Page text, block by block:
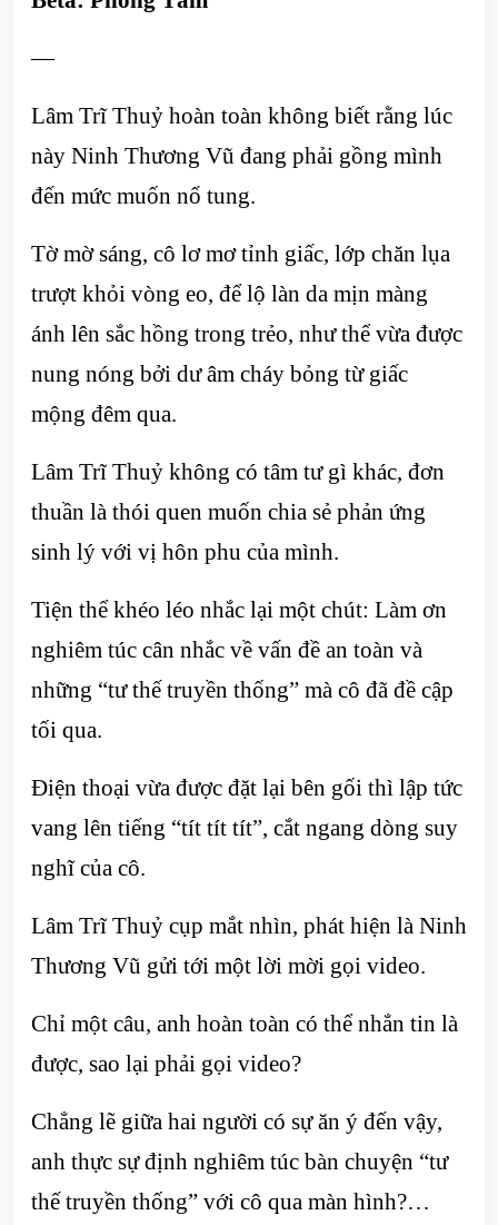
—
Lâm Trĩ Thuỷ hoàn toàn không biết rằng lúc
này Ninh Thương Vũ đang phải gồng mình
đến mức muốn nổ tung.
Tờ mờ sáng, cô lơ mơ tỉnh giấc, lớp chăn lụa
trượt khỏi vòng eo, để lộ làn da mịn màng
ánh lên sắc hồng trong trẻo, như thể vừa được
nung nóng bởi dư âm cháy bỏng từ giấc
mộng đêm qua.
Lâm Trĩ Thuỷ không có tâm tư gì khác, đơn
thuần là thói quen muốn chia sẻ phản ứng
sinh lý với vị hôn phu của mình.
Tiện thể khéo léo nhắc lại một chút: Làm ơn
nghiêm túc cân nhắc về vấn đề an toàn và
những “tư thế truyền thống” mà cô đã đề cập
tối qua.
Điện thoại vừa được đặt lại bên gối thì lập tức
vang lên tiếng “tít tít tít”, cắt ngang dòng suy
nghĩ của cô.
Lâm Trĩ Thuỷ cụp mắt nhìn, phát hiện là Ninh
Thương Vũ gửi tới một lời mời gọi video.
Chỉ một câu, anh hoàn toàn có thể nhắn tin là
được, sao lại phải gọi video?
Chẳng lẽ giữa hai người có sự ăn ý đến vậy,
anh thực sự định nghiêm túc bàn chuyện “tư
thế truyền thống” với cô qua màn hình?…